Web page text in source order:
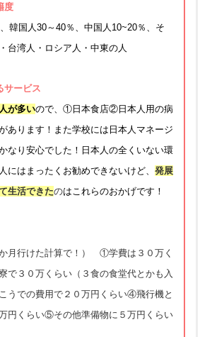
度
韓国人30～40％、中国人10~20％、そ
台湾人・ロシア人・中東の人
サービス
が多いので、①日本食店②日本人用の病
あります！また学校には日本人マネージ
なり安心でした！日本人の全くいない環
にはまったくお勧めできないけど、 発展
生活できたのはこれらのおかげです！
か月行けた計算で！） ①学費は３０万く
で３０万くらい（３食の食堂代とかも入
うでの費用で２０万円くらい④飛行機と
円くらい⑤その他準備物に５万円くらい